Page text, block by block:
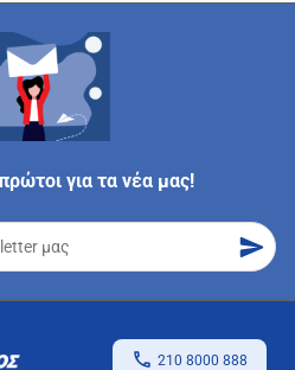
για τα νέα μας!
210 8000 888